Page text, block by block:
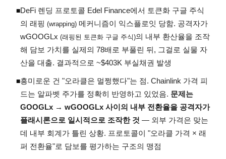
◾DeFi 렌딩 프로토콜 Edel Finance에서 토큰화 구글 주식
의 래핑 (wrapping) 메커니즘이 익스플로잇 당함. 공격자가
wGOOGLx (래핑된 토큰화 구글 주식)의 내부 환산율을 조작
해 담보 가치를 실제의 78배로 부풀린 뒤, 그걸로 실물 자
산을 대출. 결과적으로 ~$403K 부실채권 발생
◾흥미로운 건 "오라클은 멀쩡했다"는 점. Chainlink 가격 피
드는 알파벳 주가를 정확히 반영하고 있었음. 문제는
GOOGLx → wGOOGLx 사이의 내부 전환율을 공격자가
플래시론으로 일시적으로 조작한 것 — 외부 가격은 맞는
데 내부 회계가 틀린 상황. 프로토콜이 "오라클 가격 × 래
퍼 전환율"로 담보를 평가하는 구조의 맹점